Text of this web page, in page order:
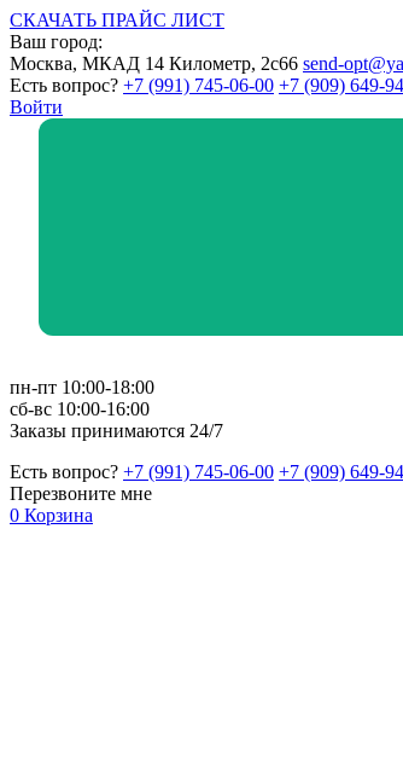
СКАЧАТЬ ПРАЙС ЛИСТ
Ваш город:
Москва, МКАД 14 Километр, 2с66 send-
Есть вопрос? +7 (991) 745-06-00 +7 (909) 649-
Войти
пн-пт 10:00-18:00
сб-вс 10:00-16:00
Заказы принимаются 24/7
Есть вопрос? +7 (991) 745-06-00 +7 (909) 649-
Перезвоните мне
0 Корзина